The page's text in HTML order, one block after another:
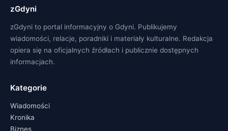
zGdyni
zGdyni to portal informacyjny o Gdyni. Publikujemy
wiadomości, relacje, poradniki i materiały kulturalne. Redakcja
opiera się na oficjalnych źródłach i publicznie dostępnych
informacjach.
Kategorie
Wiadomości
Kronika
Biznes